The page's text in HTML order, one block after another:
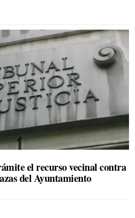
el recurso vecinal contra
del Ayuntamiento